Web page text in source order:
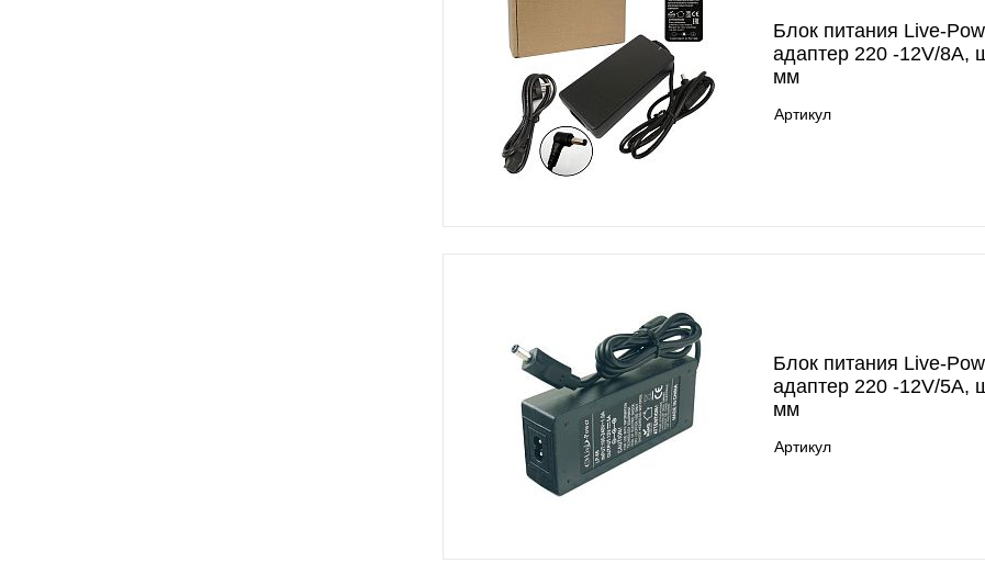
Блок питания Live-
адаптер 220 -12V/8A,
мм
Артикул
Блок питания Live-
адаптер 220 -12V/5A,
мм
Артикул